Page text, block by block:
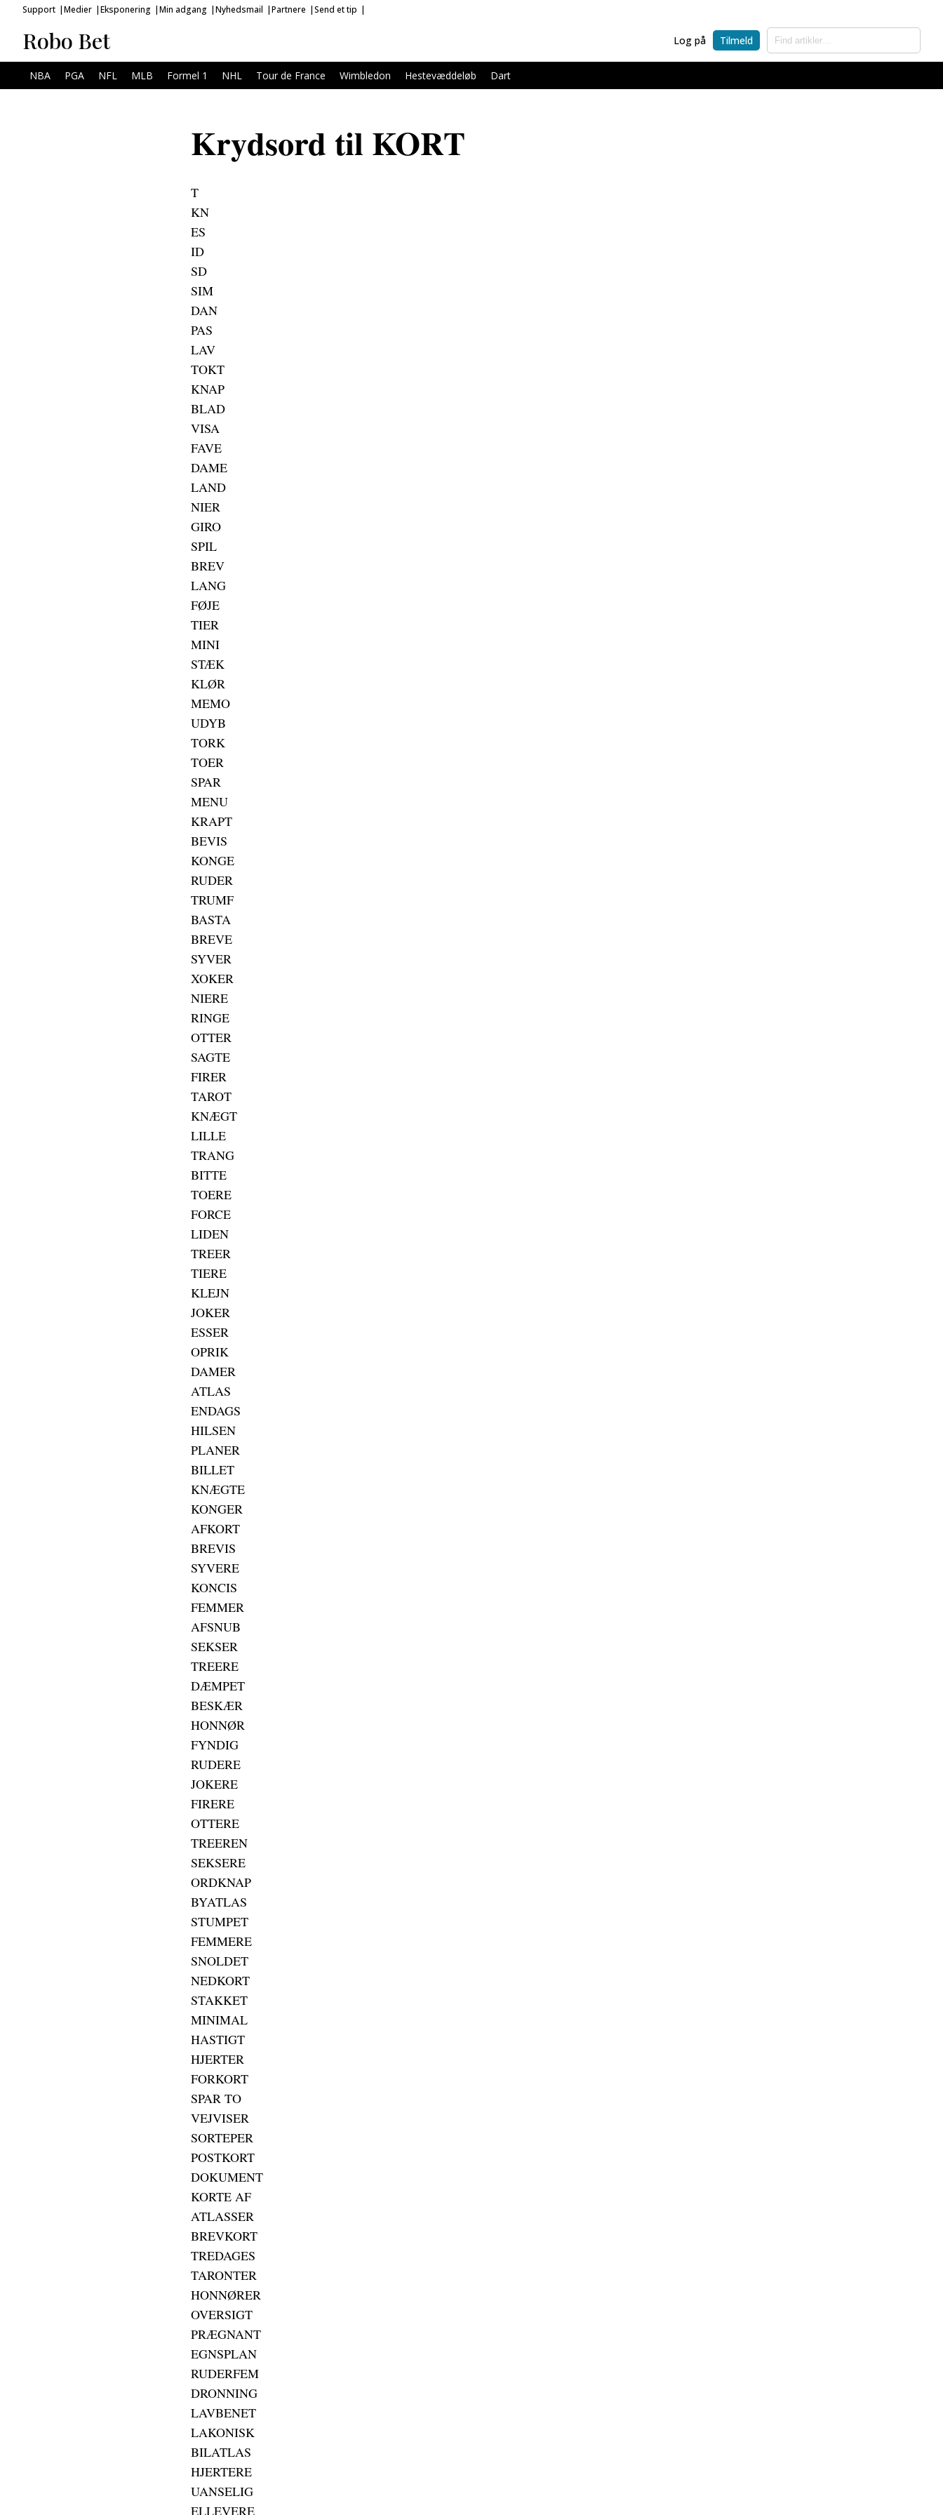
Support Medier Eksponering Min adgang Nyhedsmail Partnere Send et tip
Robo Bet Log på Tilmeld
NBA PGA NFL MLB Formel 1 NHL Tour de France Wimbledon Hestevæddeløb Dart
Krydsord til KORT
T
KN
ES
ID
SD
SIM
DAN
PAS
LAV
TOKT
KNAP
BLAD
VISA
FAVE
DAME
LAND
NIER
GIRO
SPIL
BREV
LANG
FØJE
TIER
MINI
STÆK
KLØR
MEMO
UDYB
TORK
TOER
SPAR
MENU
KRAPT
BEVIS
KONGE
RUDER
TRUMF
BASTA
BREVE
SYVER
XOKER
NIERE
RINGE
OTTER
SAGTE
FIRER
TAROT
KNÆGT
LILLE
TRANG
BITTE
TOERE
FORCE
LIDEN
TREER
TIERE
KLEJN
JOKER
ESSER
OPRIK
DAMER
ATLAS
ENDAGS
HILSEN
PLANER
BILLET
KNÆGTE
KONGER
AFKORT
BREVIS
SYVERE
KONCIS
FEMMER
AFSNUB
SEKSER
TREERE
DÆMPET
BESKÆR
HONNØR
FYNDIG
RUDERE
JOKERE
FIRERE
OTTERE
TREEREN
SEKSERE
ORDKNAP
BYATLAS
STUMPET
FEMMERE
SNOLDET
NEDKORT
STAKKET
MINIMAL
HASTIGT
HJERTER
FORKORT
SPAR TO
VEJVISER
SORTEPER
POSTKORT
DOKUMENT
KORTE AF
ATLASSER
BREVKORT
TREDAGES
TARONTER
HONNØRER
OVERSIGT
PRÆGNANT
EGNSPLAN
RUDERFEM
DRONNING
LAVBENET
LAKONISK
BILATLAS
HJERTERE
UANSELIG
ELLEVERE